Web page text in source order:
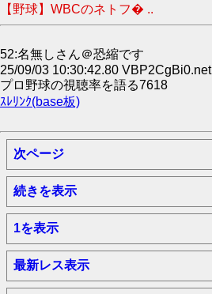
【野球】WBCのネトフ� ..
52:名無しさん＠恐縮です
25/09/03 10:30:42.80 VBP2CgBi0.net
プロ野球の視聴率を語る7618
ｽﾚﾘﾝｸ(base板)
次ページ
続きを表示
1を表示
最新レス表示